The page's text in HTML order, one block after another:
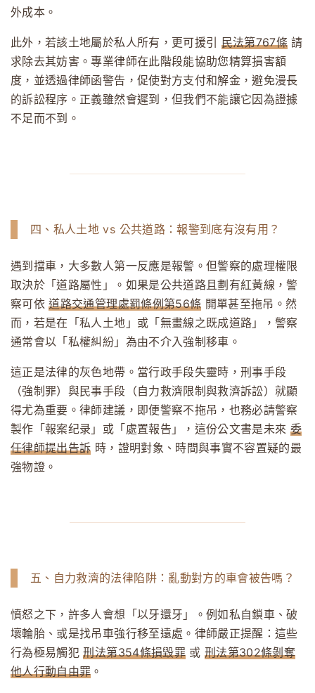
外成本。
此外，若該土地屬於私人所有，更可援引 民法第767條 請
求除去其妨害。專業律師在此階段能協助您精算損害額
度，並透過律師函警告，促使對方支付和解金，避免漫長
的訴訟程序。正義雖然會遲到，但我們不能讓它因為證據
不足而不到。
四、私人土地 vs 公共道路：報警到底有沒有用？
遇到擋車，大多數人第一反應是報警。但警察的處理權限
取決於「道路屬性」。如果是公共道路且劃有紅黃線，警
察可依道路交通管理處罰條例第56條 開單甚至拖吊。然
而，若是在「私人土地」或「無畫線之既成道路」，警察
通常會以「私權糾紛」為由不介入強制移車。
這正是法律的灰色地帶。當行政手段失靈時，刑事手段
（強制罪）與民事手段（自力救濟限制與救濟訴訟）就顯
得尤為重要。律師建議，即便警察不拖吊，也務必請警察
製作「報案纪录」或「處置報告」，這份公文書是未來 委
任律師提出告訴 時，證明對象、時間與事實不容置疑的最
強物證。
五、自力救濟的法律陷阱：亂動對方的車會被告嗎？
憤怒之下，許多人會想「以牙還牙」。例如私自鎖車、破
壞輪胎、或是找吊車強行移至遠處。律師嚴正提醒：這些
行為極易觸犯刑法第354條損毀罪或刑法第302條剝奪
他人行動自由罪 。